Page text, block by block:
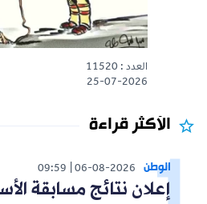
العدد : 11520
25-07-2026
الأكثر قراءة
الوطن 06-08-2026
09:59
إعلان نتائج مسابقة